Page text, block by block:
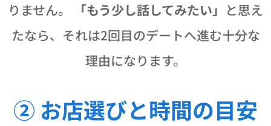
りません。
「もう少し話してみたい」 と思え
たなら、それは2回目のデートへ進む十分な
理由になります。
② お店選びと時間の目安